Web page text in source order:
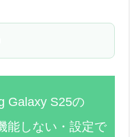
Galaxy S25の
能しない・設定で